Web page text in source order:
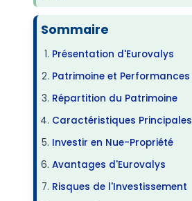
Sommaire
Présentation d'Eurovalys
Patrimoine et Performances
Répartition du Patrimoine
Caractéristiques Principales
Investir en Nue-Propriété
Avantages d'Eurovalys
Risques de l'Investissement